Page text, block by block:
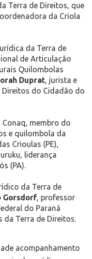
Terra de Direitos, que
da Criola
da Terra de
de Articulação
Quilombolas
Duprat, jurista e
do Cidadão do
membro do
e quilombola da
Crioulas (PE),
liderança
(PA).
da Terra de
Gorsdorf, professor
do Paraná
da Terra de Direitos.
acompanhamento